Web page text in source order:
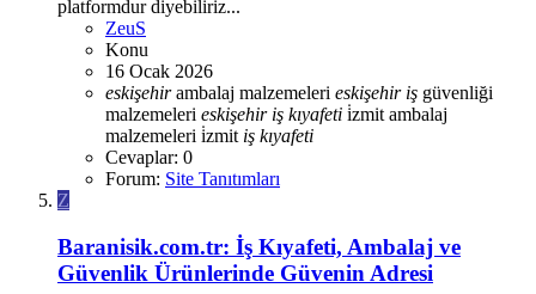
platformdur diyebiliriz...
ZeuS
Konu
16 Ocak 2026
eskişehirambalaj malzemeleri eskişehir iş güvenliği
malzemeleri eskişehir iş kıyafeti i̇zmit ambalaj
malzemeleri i̇zmit iş kıyafeti
Cevaplar: 0
Forum: Site Tanıtımları
Z
Baranisik.com.tr: İş Kıyafeti, Ambalaj ve
Güvenlik Ürünlerinde Güvenin Adresi